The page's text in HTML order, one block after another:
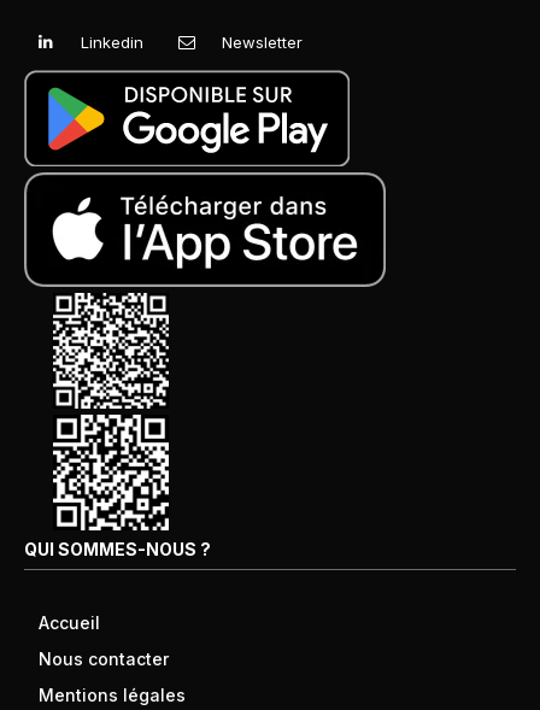
Linkedin Newsletter
QUI SOMMES-NOUS ?
Accueil
Nous contacter
Mentions légales